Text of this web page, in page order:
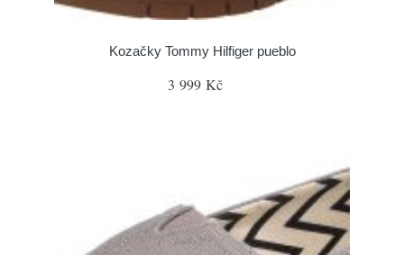
Kozačky Tommy Hilfiger pueblo
3 999 Kč